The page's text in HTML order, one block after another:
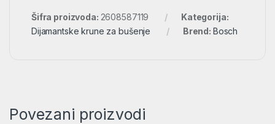
Šifra proizvoda: 2608587119
Kategorija:
Dijamantske krune za bušenje
Brend: Bosch
Povezani proizvodi